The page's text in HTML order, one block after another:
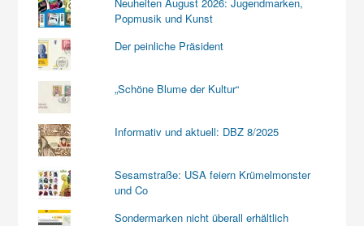
Popmusik und Kunst
Der peinliche Präsident
„Schöne Blume der Kultur“
Informativ und aktuell: DBZ 8/2025
Sesamstraße: USA feiern Krümelmonster
und Co
Sondermarken nicht überall erhältlich